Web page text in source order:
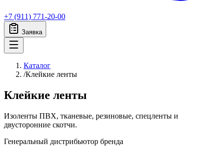
+7 (911) 771-20-00
Заявка
Каталог
/Клейкие ленты
Клейкие ленты
Изоленты ПВХ, тканевые, резиновые, спецленты и
двусторонние скотчи.
Генеральный дистрибьютор бренда